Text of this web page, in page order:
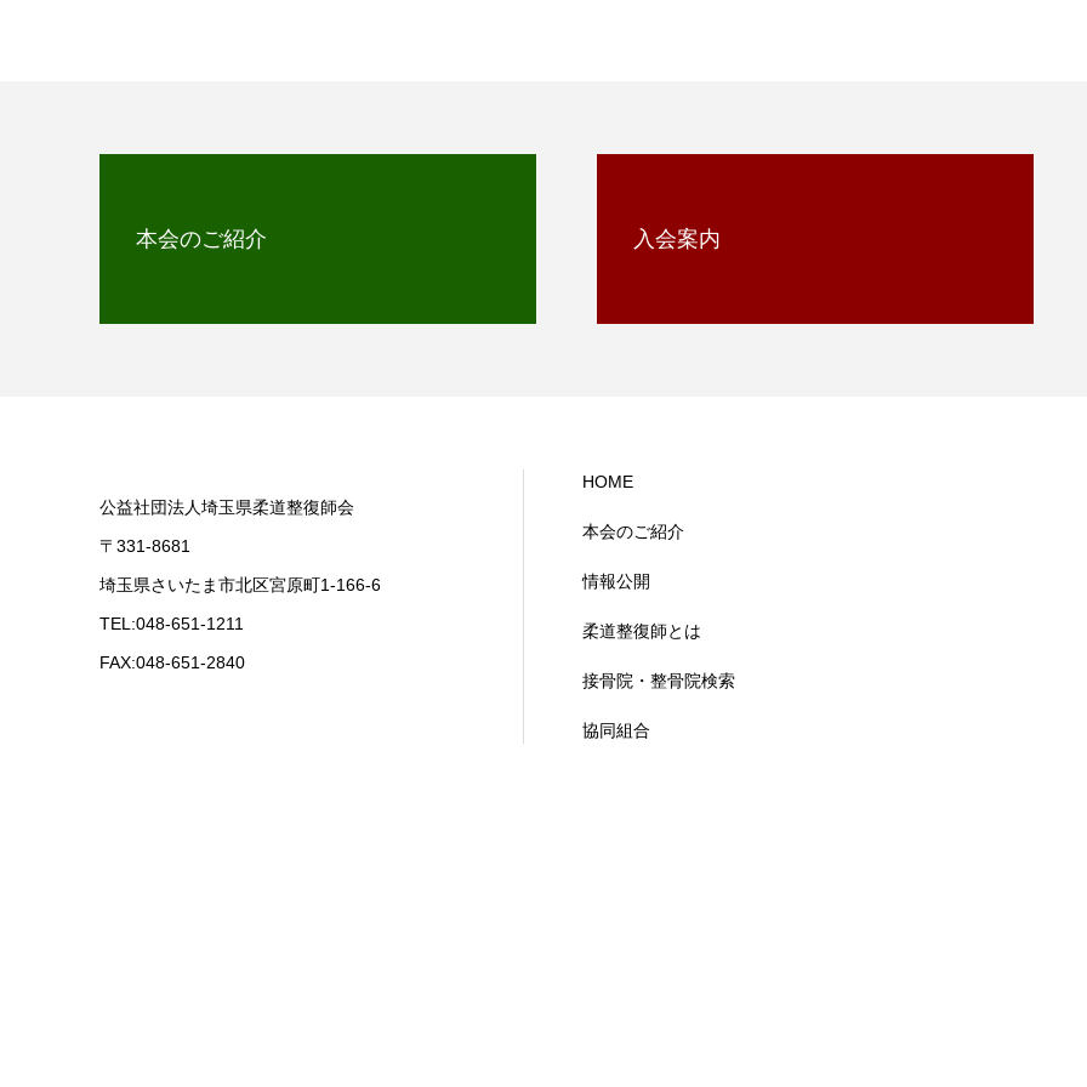
本会のご紹介 入会案内
公益社団法人埼玉県柔道整復師会
〒331-8681
埼玉県さいたま市北区宮原町1-166-6
TEL:048-651-1211
FAX:048-651-2840
HOME
本会のご紹介
情報公開
柔道整復師とは
接骨院・整骨院検索
協同組合